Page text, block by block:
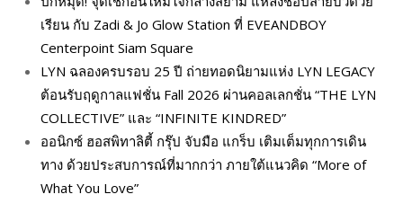
เรียน กับ Zadi & Jo Glow Station ที่ EVEANDBOY
Centerpoint Siam Square
LYN ฉลองครบรอบ 25 ปี ถ่ายทอดนิยามแห่ง LYN LEGACY
ต้อนรับฤดูกาลแฟชั่น Fall 2026 ผ่านคอลเลกชั่น “THE LYN
COLLECTIVE” และ “INFINITE KINDRED”
ออนิกซ์ ฮอสพิทาลิตี้ กรุ๊ป จับมือ แกร็บ เติมเต็มทุกการเดิน
ทาง ด้วยประสบการณ์ที่มากกว่า ภายใต้แนวคิด “More of
What You Love”